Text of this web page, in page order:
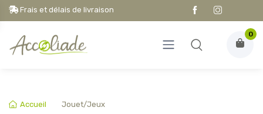
Frais et délais de livraison
0
Accueil Jouet/Jeux